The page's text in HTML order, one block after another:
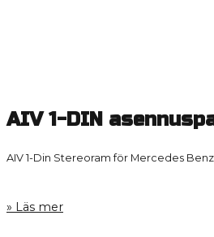
AIV 1-DIN
AIV 1-Din Stereoram för Mercedes
Läs mer